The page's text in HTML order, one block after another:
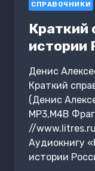
И
СПРАВОЧНИКИ
Краткий
истории
Денис
Краткий
(Денис
MP3,M4B
//
Аудиокнигу
истории